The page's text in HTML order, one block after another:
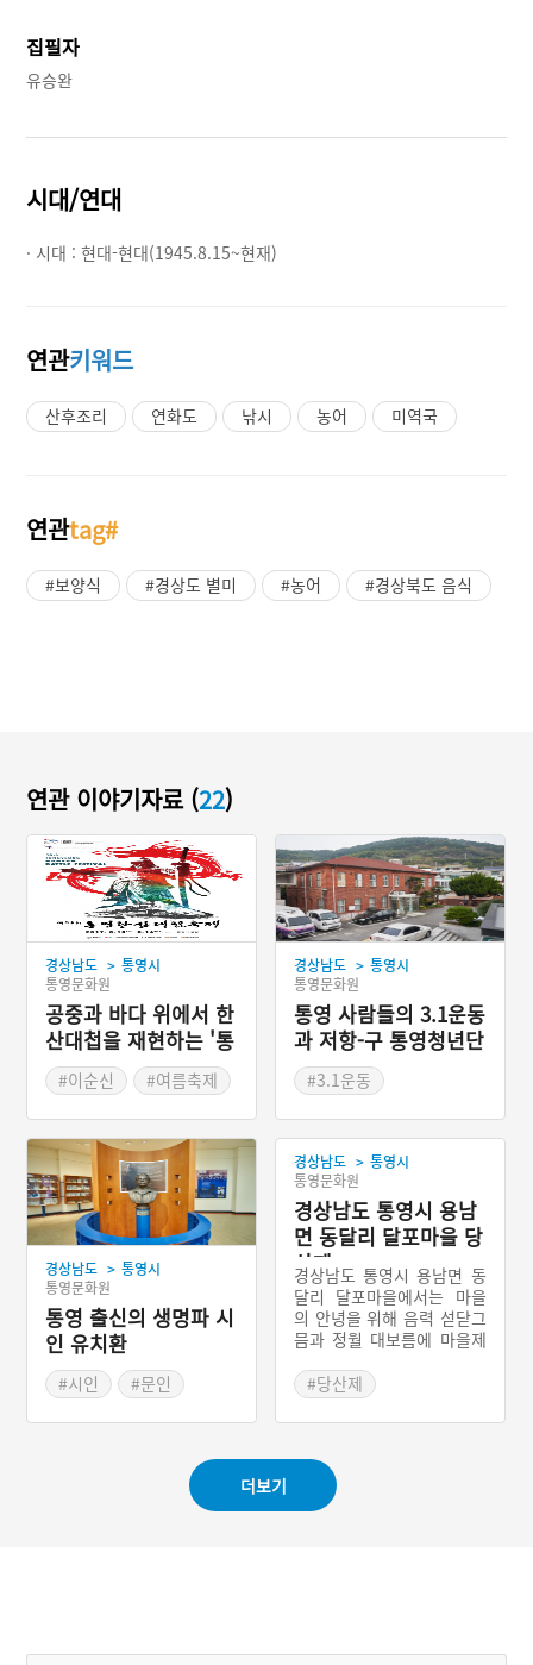
집필자
유승완
시대/연대
· 시대 :현대-현대(1945.8.15~현재)
연관키워드
산후조리 연화도 낚시 농어 미역국
연관tag#
#보양식 #경상도 별미 #농어 #경상북도 음식
연관 이야기자료 (22)
경상남도 > 통영시
통영문화원
공중과 바다 위에서 한
산대첩을 재현하는 '통
영한산대첩축제'
#이순신
#여름축제
경상남도 > 통영시
통영문화원
통영 사람들의 3.1운동
과 저항-구 통영청년단
회관
#3.1운동
#통영가볼만한곳
경상남도 > 통영시
통영문화원
통영 출신의 생명파 시
인 유치환
#시인
#문인
경상남도 > 통영시
통영문화원
경상남도 통영시 용남
면 동달리 달포마을 당
산제
경상남도 통영시 용남면 동
달리 달포마을에서는 마을
의 안녕을 위해 음력 섣닫그
믐과 정월 대보름에 마을제
제라고 부른다. 느티나무를
당산할배라고 여기면서 마
을신으로 모신다. 당산제를
비해서 객사하는 경우가 적
다고 믿고 있다.
#당산제
더보기